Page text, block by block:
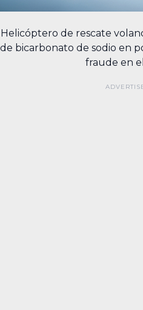
Helicóptero de rescate
de bicarbonato de sodio en
fraude en